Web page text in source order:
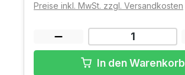
Preise inkl. MwSt. zzgl. Versandkosten
In den Warenkorb